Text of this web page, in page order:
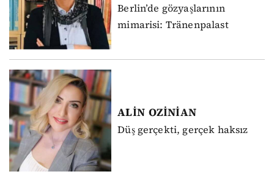
Berlin’de gözyaşlarının
mimarisi: Tränenpalast
ALİN OZİNİAN
Düş gerçekti, gerçek haksız